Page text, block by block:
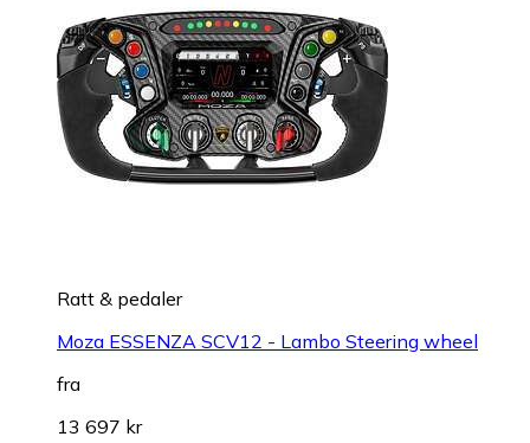
Ratt & pedaler
Moza ESSENZA SCV12 - Lambo Steering wheel
fra
13 697 kr